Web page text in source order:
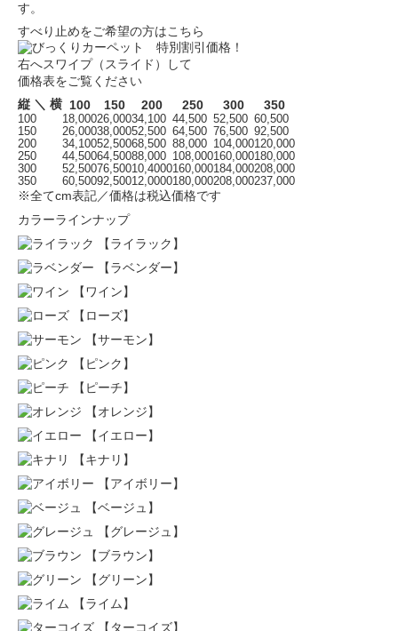
す。
すべり止めをご希望の方はこちら
右へスワイプ（スライド）して
価格表をご覧ください
縦 ＼ 横 100 150 200 250 300 350
100 18,00026,00034,100 44,500 52,500 60,500
150
26,00038,00052,500 64,500 76,500 92,500
200
34,10052,50068,500 88,000 104,000120,000
250
44,50064,50088,000 108,000160,000180,000
300
52,50076,50010,4000160,000184,000208,000
350
60,50092,50012,0000180,000208,000237,000
※全てcm表記／価格は税込価格です
カラーラインナップ
【ライラック】
【ラベンダー】
【ワイン】
【ローズ】
【サーモン】
【ピンク】
【ピーチ】
【オレンジ】
【イエロー】
【キナリ】
【アイボリー】
【ベージュ】
【グレージュ】
【ブラウン】
【グリーン】
【ライム】
【ターコイズ】